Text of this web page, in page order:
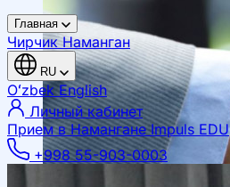
Главная
ЧирчикНаманган
RU
OʻzbekEnglish
Личный кабинет
Прием в Намангане Impuls EDU
+998 55-903-0003